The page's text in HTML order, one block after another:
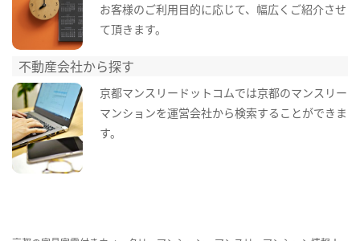
お客様のご利用目的に応じて、幅広くご紹介させ
て頂きます。
不動産会社から探す
京都マンスリードットコムでは京都のマンスリー
マンションを運営会社から検索することができま
す。